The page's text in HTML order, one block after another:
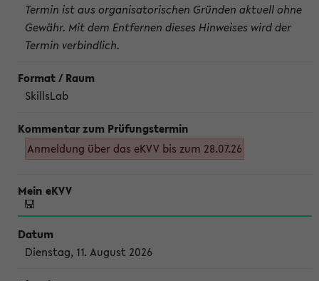
Termin ist aus organisatorischen Gründen aktuell ohne
Gewähr. Mit dem Entfernen dieses Hinweises wird der
Termin verbindlich.
SkillsLab
Anmeldung über das eKVV bis zum 28.07.26
Dienstag, 11. August 2026